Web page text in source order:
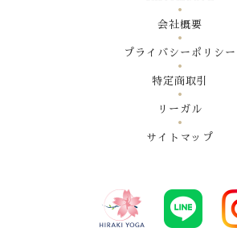
会社概要
プライバシーポリシー
特定商取引
リーガル
サイトマップ